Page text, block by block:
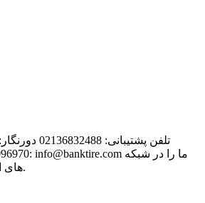
های اجتماعی نیز دنبال نمایید.